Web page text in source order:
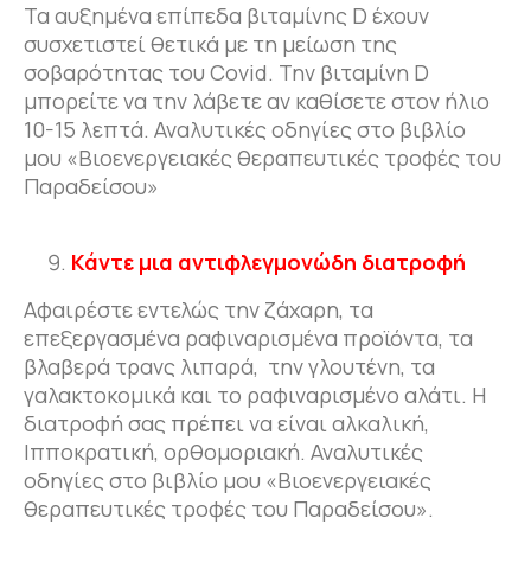
Τα αυξημένα επίπεδα βιταμίνης D έχουν
συσχετιστεί θετικά με τη μείωση της
σοβαρότητας του Covid. Την βιταμίνη D
μπορείτε να την λάβετε αν καθίσετε στον ήλιο
10-15 λεπτά. Αναλυτικές οδηγίες στο βιβλίο
μου «Βιοενεργειακές θεραπευτικές τροφές του
Παραδείσου»
Κάντε μια αντιφλεγμονώδη διατροφή
Αφαιρέστε εντελώς την ζάχαρη, τα
επεξεργασμένα ραφιναρισμένα προϊόντα, τα
βλαβερά τρανς λιπαρά, την γλουτένη, τα
γαλακτοκομικά και το ραφιναρισμένο αλάτι. Η
διατροφή σας πρέπει να είναι αλκαλική,
Ιπποκρατική, ορθομοριακή. Αναλυτικές
οδηγίες στο βιβλίο μου «Βιοενεργειακές
θεραπευτικές τροφές του Παραδείσου».